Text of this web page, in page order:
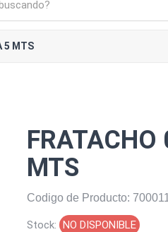
5 MTS
MTS
Codigo de Producto:
Stock: NO DISPONIBLE